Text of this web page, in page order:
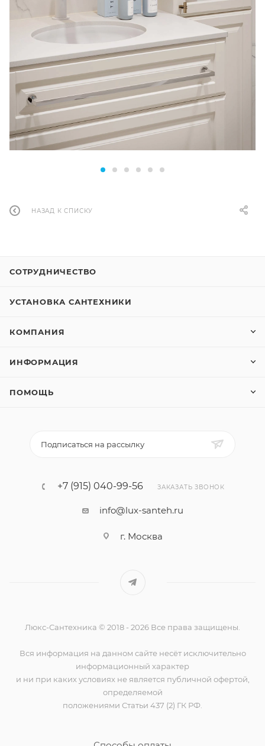
НАЗАД К СПИСКУ
СОТРУДНИЧЕСТВО
УСТАНОВКА САНТЕХНИКИ
КОМПАНИЯ
ИНФОРМАЦИЯ
ПОМОЩЬ
Подписаться на рассылку
+7 (915) 040-99-56 ЗАКАЗАТЬ ЗВОНОК
info@lux-santeh.ru
г. Москва
Люкс-Сантехника © 2018 - 2026 Все права защищены.
Вся информация на данном сайте несёт исключительно
информационный характер
и ни при каких условиях не является публичной офертой,
определяемой
положениями Статьи 437 (2) ГК РФ.